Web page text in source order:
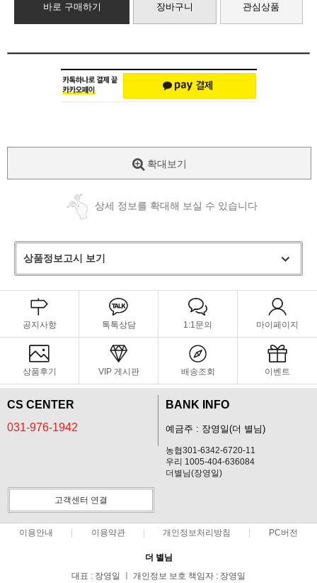
바로 구매하기 장바구니 관심상품
확대보기
상세 정보를 확대해 보실 수 있습니다
상품정보고시 보기
공지사항 톡톡상담 1:1문의 마이페이지
상품후기 VIP 게시판 배송조회 이벤트
CS CENTER
031-976-1942
BANK INFO
예금주 : 장영일(더 별님)
농협301-6342-6720-11
우리 1005-404-636084
더별님(장영일)
고객센터 연결
이용안내 이용약관 개인정보처리방침 PC버전
더 별님
대표 : 장영일 ㅣ 개인정보 보호 책임자 : 장영일